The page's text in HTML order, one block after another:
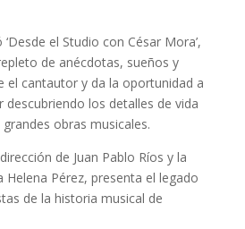
el Studio con César Mora’,
de anécdotas, sueños y
el cantautor y da la oportunidad a
descubriendo los detalles de vida
obras musicales.
de Juan Pablo Ríos y la
Pérez, presenta el legado
de la historia musical de